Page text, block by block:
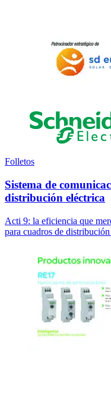
Folletos
Sistema de
distribución eléctrica
Acti 9: la eficiencia que
para cuadros de